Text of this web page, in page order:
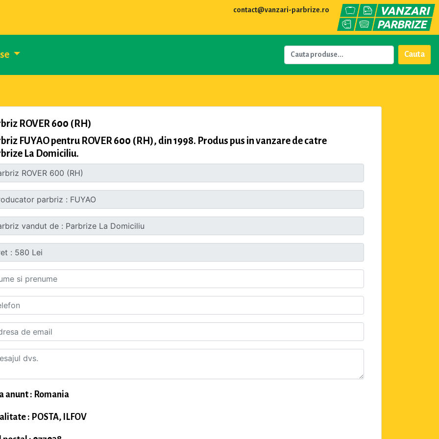
contact@vanzari-parbrize.ro
Cauta
ROVER 600 (RH)
FUYAO pentru ROVER 600 (RH), din 1998. Produs pus in vanzare de catre
La Domiciliu.
anunt : Romania
: POSTA, ILFOV